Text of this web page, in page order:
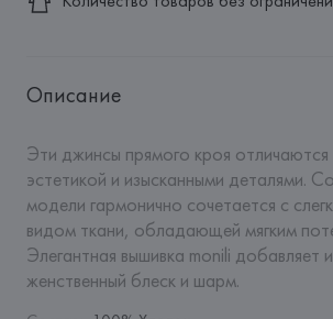
Описание
Эти джинсы прямого кроя
эстетикой и изысканными деталями.
модели гармонично сочетается с
видом ткани, обладающей мягким
Элегантная вышивка monili добавляет
женственный блеск и шарм.